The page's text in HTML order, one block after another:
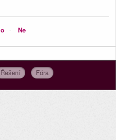
Ne
Řešení Fóra